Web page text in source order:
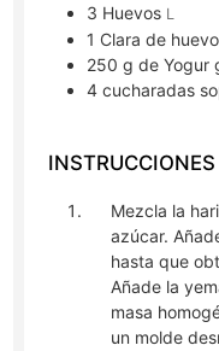
3 Huevos L
1 Clara de huevo
250 g de Yogur
4 cucharadas
INSTRUCCIONES
Mezcla la
azúcar.
hasta que
Añade la
masa
un molde